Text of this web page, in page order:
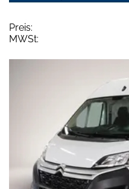
Preis:
MWSt: